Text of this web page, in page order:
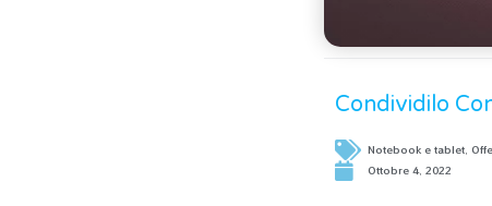
Condividilo
Notebook e tablet,
Ottobre 4, 2022